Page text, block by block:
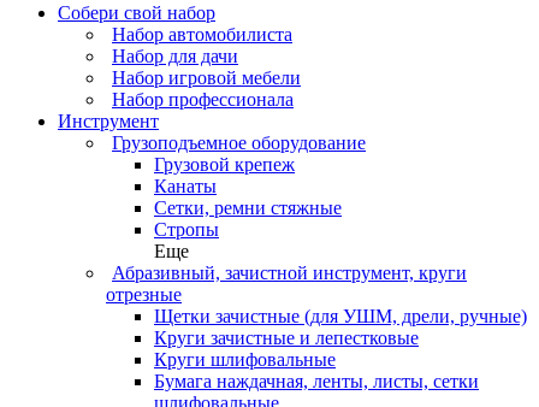
Собери свой набор
Набор автомобилиста
Набор для дачи
Набор игровой мебели
Набор профессионала
Инструмент
Грузоподъемное оборудование
Грузовой крепеж
Канаты
Сетки, ремни стяжные
Стропы
Еще
Абразивный, зачистной инструмент, круги
отрезные
Щетки зачистные (для УШМ, дрели, ручные)
Круги зачистные и лепестковые
Круги шлифовальные
Бумага наждачная, ленты, листы, сетки
шлифовальные